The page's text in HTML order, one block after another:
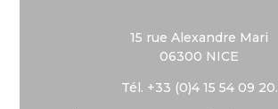
15 rue Alexandre Mari
06300 NICE
Tél. +33 (0)4 15 54 09 20.